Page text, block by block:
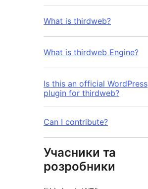
What is thirdweb?
What is thirdweb Engine?
Is this an official WordPress
plugin for thirdweb?
Can I contribute?
Учасники та
розробники